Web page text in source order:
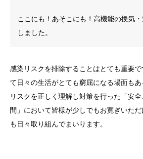
ここにも！あそこにも！高機能の換気
しました。
感染リスクを排除することはとても重要
て日々の生活がとても窮屈になる場面も
リスクを正しく理解し対策を行った「安
間」において皆様が少しでもお寛ぎいた
も日々取り組んでまいります。